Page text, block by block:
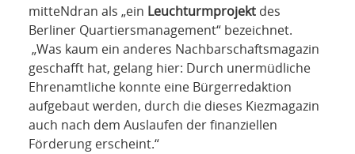
mitteNdran als „ein Leuchturmprojektdes
Berliner Quartiersmanagement“ bezeichnet.
„Was kaum ein anderes Nachbarschaftsmagazin
geschafft hat, gelang hier: Durch unermüdliche
Ehrenamtliche konnte eine Bürgerredaktion
aufgebaut werden, durch die dieses Kiezmagazin
auch nach dem Auslaufen der finanziellen
Förderung erscheint.“